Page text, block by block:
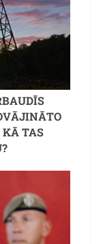
KĀ TAS